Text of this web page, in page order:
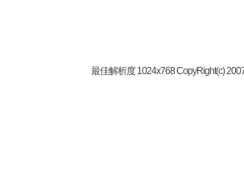
最佳解析度 1024x768 CopyRight(c)